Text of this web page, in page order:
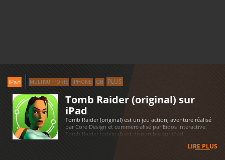
iPad MULTISUPPORTS IPHONE GB PLUS
Tomb Raider (original) sur
iPad
Tomb Raider (original) est un jeu action, aventure réalisé
par Core Design et commercialisé par Eidos interactive.
Tomb Raider (original) est disponible sur iPad
LIRE PLUS